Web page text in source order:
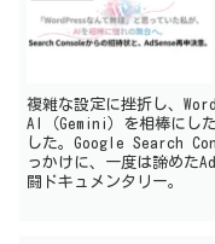
複雑な設定に挫折し、
AI（Gemini）を相棒にし
した。Google Search
っかけに、一度は諦めた
闘ドキュメンタリー。